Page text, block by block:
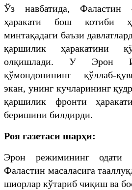
Ўз навбатида, Фаластин
ҳаракати бош котиби
минтақадаги баъзи
қаршилик ҳаракатини
олқишлади. У Эрон
қўмондонининг қўллаб-
экан, унинг кучларининг
қаршилик фронти
беришини билдирди.
Роя газетаси шарҳи:
Эрон режимининг
Фаластин масаласига
шиорлар кўтариб чиқиш ва